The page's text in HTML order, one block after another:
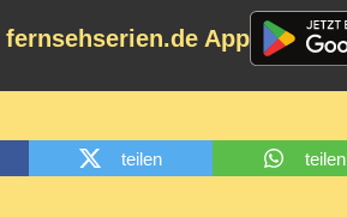
fernsehserien.de App
teilen teilen